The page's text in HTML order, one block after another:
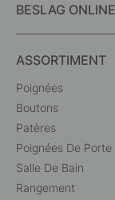
BESLAG ONLINE
ASSORTIMENT
Poignées
Boutons
Patères
Poignées De Porte
Salle De Bain
Rangement